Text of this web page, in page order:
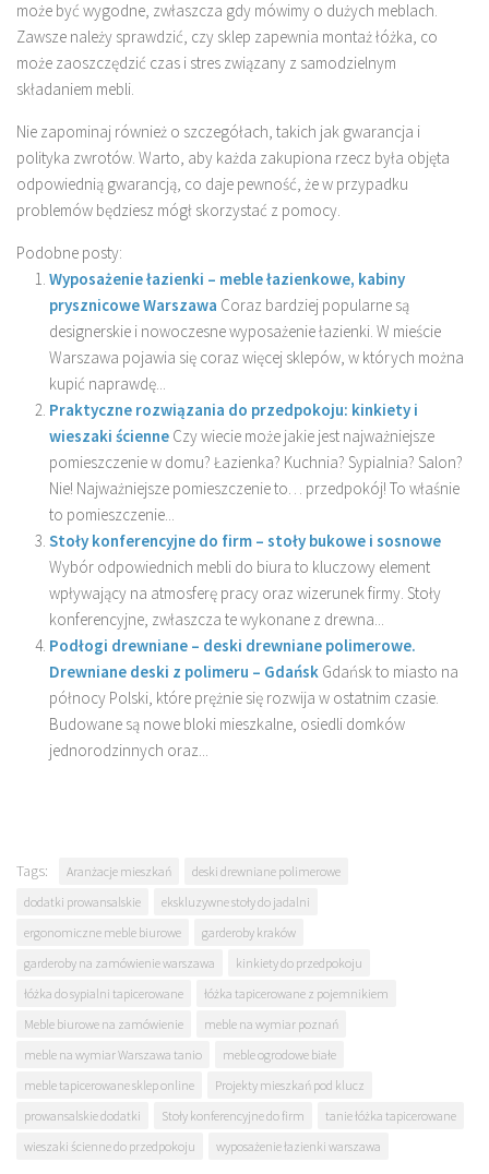
może być wygodne, zwłaszcza gdy mówimy o dużych meblach.
Zawsze należy sprawdzić, czy sklep zapewnia montaż łóżka, co
może zaoszczędzić czas i stres związany z samodzielnym
składaniem mebli.
Nie zapominaj również o szczegółach, takich jak gwarancja i
polityka zwrotów. Warto, aby każda zakupiona rzecz była objęta
odpowiednią gwarancją, co daje pewność, że w przypadku
problemów będziesz mógł skorzystać z pomocy.
Podobne posty:
Wyposażenie łazienki – meble łazienkowe, kabiny
prysznicowe Warszawa Coraz bardziej popularne są
designerskie i nowoczesne wyposażenie łazienki. W mieście
Warszawa pojawia się coraz więcej sklepów, w których można
kupić naprawdę...
Praktyczne rozwiązania do przedpokoju: kinkiety i
wieszaki ścienne Czy wiecie może jakie jest najważniejsze
pomieszczenie w domu? Łazienka? Kuchnia? Sypialnia? Salon?
Nie! Najważniejsze pomieszczenie to… przedpokój! To właśnie
to pomieszczenie...
Stoły konferencyjne do firm – stoły bukowe i sosnowe
Wybór odpowiednich mebli do biura to kluczowy element
wpływający na atmosferę pracy oraz wizerunek firmy. Stoły
konferencyjne, zwłaszcza te wykonane z drewna...
Podłogi drewniane – deski drewniane polimerowe.
Drewniane deski z polimeru – Gdańsk Gdańsk to miasto na
północy Polski, które prężnie się rozwija w ostatnim czasie.
Budowane są nowe bloki mieszkalne, osiedli domków
jednorodzinnych oraz...
Tags: Aranżacje mieszkań
deski drewniane polimerowe
dodatki prowansalskie
ekskluzywne stoły do jadalni
ergonomiczne meble biurowe
garderoby kraków
garderoby na zamówienie warszawa
kinkiety do przedpokoju
łóżka do sypialni tapicerowane
łóżka tapicerowane z pojemnikiem
Meble biurowe na zamówienie
meble na wymiar poznań
meble na wymiar Warszawa tanio
meble ogrodowe białe
meble tapicerowane sklep online
Projekty mieszkań pod klucz
prowansalskie dodatki
Stoły konferencyjne do firm
tanie łóżka tapicerowane
wieszaki ścienne do przedpokoju
wyposażenie łazienki warszawa